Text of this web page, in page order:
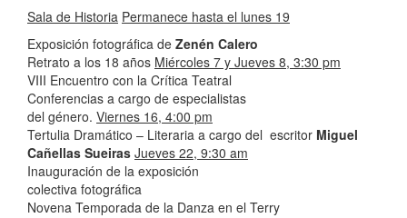
Sala de Historia Permanece hasta el lunes 19
Exposición fotográfica de Zenén Calero
Retrato a los 18 años Miércoles 7 y Jueves 8, 3:30 pm
VIII Encuentro con la Crítica Teatral
Conferencias a cargo de especialistas
del género. Viernes 16, 4:00 pm
Tertulia Dramático – Literaria a cargo del escritor Miguel
Cañellas Sueiras Jueves 22, 9:30 am
Inauguración de la exposición
colectiva fotográfica
Novena Temporada de la Danza en el Terry